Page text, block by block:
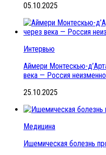
05.10.2025
Интервью
Аймери Монтескью-
века — Россия
25.10.2025
Медицина
Ишемическая болезнь